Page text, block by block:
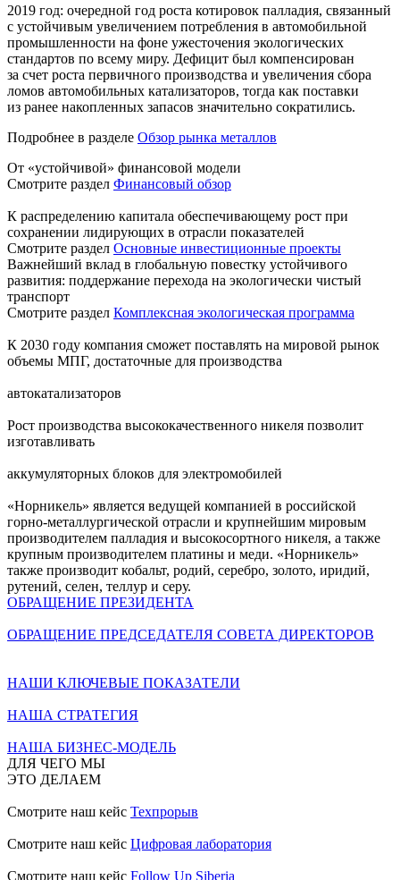
2019 год: очередной год роста котировок палладия, связанный
с устойчивым увеличением потребления в автомобильной
промышленности на фоне ужесточения экологических
стандартов по всему миру. Дефицит был компенсирован
за счет роста первичного производства и увеличения сбора
ломов автомобильных катализаторов, тогда как поставки
из ранее накопленных запасов значительно сократились.
Подробнее в разделе Обзор рынка металлов
От «устойчивой» финансовой модели
Смотрите раздел Финансовый обзор
К распределению капитала обеспечивающему рост при
сохранении лидирующих в отрасли показателей
Смотрите раздел Основные инвестиционные проекты
Важнейший вклад в глобальную повестку устойчивого
развития: поддержание перехода на экологически чистый
транспорт
Смотрите раздел Комплексная экологическая программа
К 2030 году компания сможет поставлять на мировой рынок
объемы МПГ, достаточные для производства
автокатализаторов
Рост производства высококачественного никеля позволит
изготавливать
аккумуляторных блоков для электромобилей
«Норникель» является ведущей компанией в российской
горно-металлургической отрасли и крупнейшим мировым
производителем палладия и высокосортного никеля, а также
крупным производителем платины и меди. «Норникель»
также производит кобальт, родий, серебро, золото, иридий,
рутений, селен, теллур и серу.
ОБРАЩЕНИЕ ПРЕЗИДЕНТА
ОБРАЩЕНИЕ ПРЕДСЕДАТЕЛЯ СОВЕТА ДИРЕКТОРОВ
НАШИ КЛЮЧЕВЫЕ ПОКАЗАТЕЛИ
НАША СТРАТЕГИЯ
НАША БИЗНЕС-МОДЕЛЬ
ДЛЯ ЧЕГО МЫ
ЭТО ДЕЛАЕМ
Смотрите наш кейс Техпрорыв
Смотрите наш кейс Цифровая лаборатория
Смотрите наш кейс Follow Up Siberia